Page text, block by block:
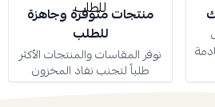
منتجات متوفرة وجاهزة
للطلب
نوفر المقاسات والمنتجات الأكثر
طلباً لتجنب نفاد المخزون